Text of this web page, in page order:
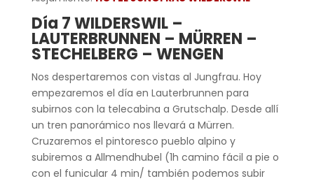
Día 7 WILDERSWIL –
LAUTERBRUNNEN – MÜRREN –
STECHELBERG – WENGEN
Nos despertaremos con vistas al Jungfrau. Hoy
empezaremos el día en Lauterbrunnen para
subirnos con la telecabina a Grutschalp. Desde allí
un tren panorámico nos llevará a Mürren.
Cruzaremos el pintoresco pueblo alpino y
subiremos a Allmendhubel (1h camino fácil a pie o
con el funicular 4 min/ también podemos subir